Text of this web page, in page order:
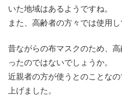
いた地域はあるようですね。
また、高齢者の方々では使用し
昔ながらの布マスクのため、
ったのではないでしょうか。
近親者の方が使うとのことな
上げました。